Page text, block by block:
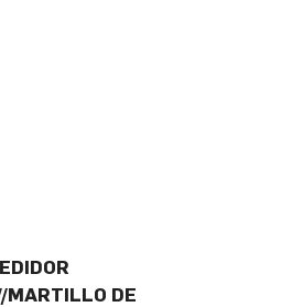
MARTILLO DE